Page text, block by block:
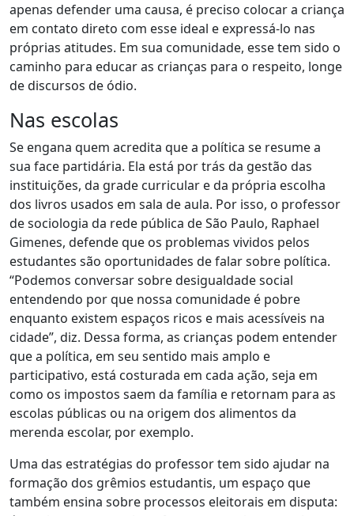
apenas defender uma causa, é preciso colocar a criança
em contato direto com esse ideal e expressá-lo nas
próprias atitudes. Em sua comunidade, esse tem sido o
caminho para educar as crianças para o respeito, longe
de discursos de ódio.
Nas escolas
Se engana quem acredita que a política se resume a
sua face partidária. Ela está por trás da gestão das
instituições, da grade curricular e da própria escolha
dos livros usados em sala de aula. Por isso, o professor
de sociologia da rede pública de São Paulo, Raphael
Gimenes, defende que os problemas vividos pelos
estudantes são oportunidades de falar sobre política.
“Podemos conversar sobre desigualdade social
entendendo por que nossa comunidade é pobre
enquanto existem espaços ricos e mais acessíveis na
cidade”, diz. Dessa forma, as crianças podem entender
que a política, em seu sentido mais amplo e
participativo, está costurada em cada ação, seja em
como os impostos saem da família e retornam para as
escolas públicas ou na origem dos alimentos da
merenda escolar, por exemplo.
Uma das estratégias do professor tem sido ajudar na
formação dos grêmios estudantis, um espaço que
também ensina sobre processos eleitorais em disputa: